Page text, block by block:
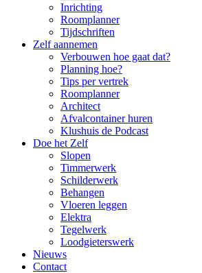
Inrichting
Roomplanner
Tijdschriften
Zelf aannemen
Verbouwen hoe gaat dat?
Planning hoe?
Tips per vertrek
Roomplanner
Architect
Afvalcontainer huren
Klushuis de Podcast
Doe het Zelf
Slopen
Timmerwerk
Schilderwerk
Behangen
Vloeren leggen
Elektra
Tegelwerk
Loodgieterswerk
Nieuws
Contact